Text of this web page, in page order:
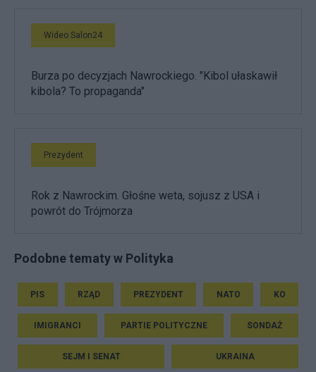
Wideo Salon24
Burza po decyzjach Nawrockiego. "Kibol ułaskawił
kibola? To propaganda"
Prezydent
Rok z Nawrockim. Głośne weta, sojusz z USA i
powrót do Trójmorza
Podobne tematy w Polityka
PIS RZĄD PREZYDENT NATO KO
IMIGRANCI PARTIE POLITYCZNE SONDAŻ
SEJM I SENAT UKRAINA